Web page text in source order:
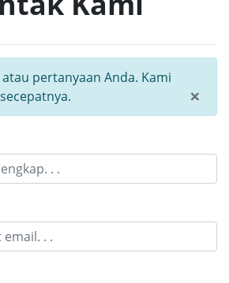
atau pertanyaan Anda. Kami
×